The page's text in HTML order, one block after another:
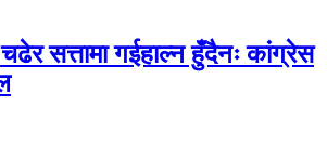
सत्तामा गईहाल्न हुँदैनः कांग्रेस